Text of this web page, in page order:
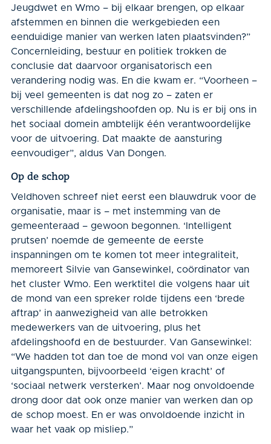
Jeugdwet en Wmo – bij elkaar brengen, op elkaar
afstemmen en binnen die werkgebieden een
eenduidige manier van werken laten plaatsvinden?”
Concernleiding, bestuur en politiek trokken de
conclusie dat daarvoor organisatorisch een
verandering nodig was. En die kwam er. “Voorheen –
bij veel gemeenten is dat nog zo – zaten er
verschillende afdelingshoofden op. Nu is er bij ons in
het sociaal domein ambtelijk één verantwoordelijke
voor de uitvoering. Dat maakte de aansturing
eenvoudiger”, aldus Van Dongen.
Op de schop
Veldhoven schreef niet eerst een blauwdruk voor de
organisatie, maar is – met instemming van de
gemeenteraad – gewoon begonnen. ‘Intelligent
prutsen’ noemde de gemeente de eerste
inspanningen om te komen tot meer integraliteit,
memoreert Silvie van Gansewinkel, coördinator van
het cluster Wmo. Een werktitel die volgens haar uit
de mond van een spreker rolde tijdens een ‘brede
aftrap’ in aanwezigheid van alle betrokken
medewerkers van de uitvoering, plus het
afdelingshoofd en de bestuurder. Van Ganse­winkel:
“We hadden tot dan toe de mond vol van onze eigen
uitgangspunten, bijvoorbeeld ‘eigen kracht’ of
‘sociaal netwerk versterken’. Maar nog onvoldoende
drong door dat ook onze manier van werken dan op
de schop moest. En er was onvoldoende inzicht in
waar het vaak op misliep.”